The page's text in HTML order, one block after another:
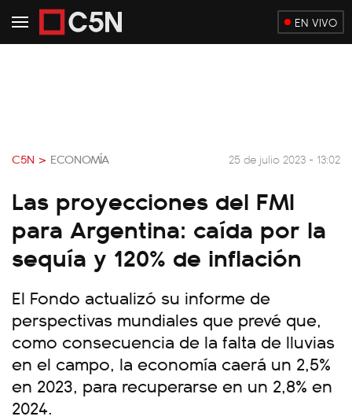
EN VIVO
C5N > ECONOMÍA 25 de julio 2023 - 13:02
Las proyecciones del FMI
para Argentina: caída por la
sequía y 120% de inflación
El Fondo actualizó su informe de
perspectivas mundiales que prevé que,
como consecuencia de la falta de lluvias
en el campo, la economía caerá un 2,5%
en 2023, para recuperarse en un 2,8% en
2024.